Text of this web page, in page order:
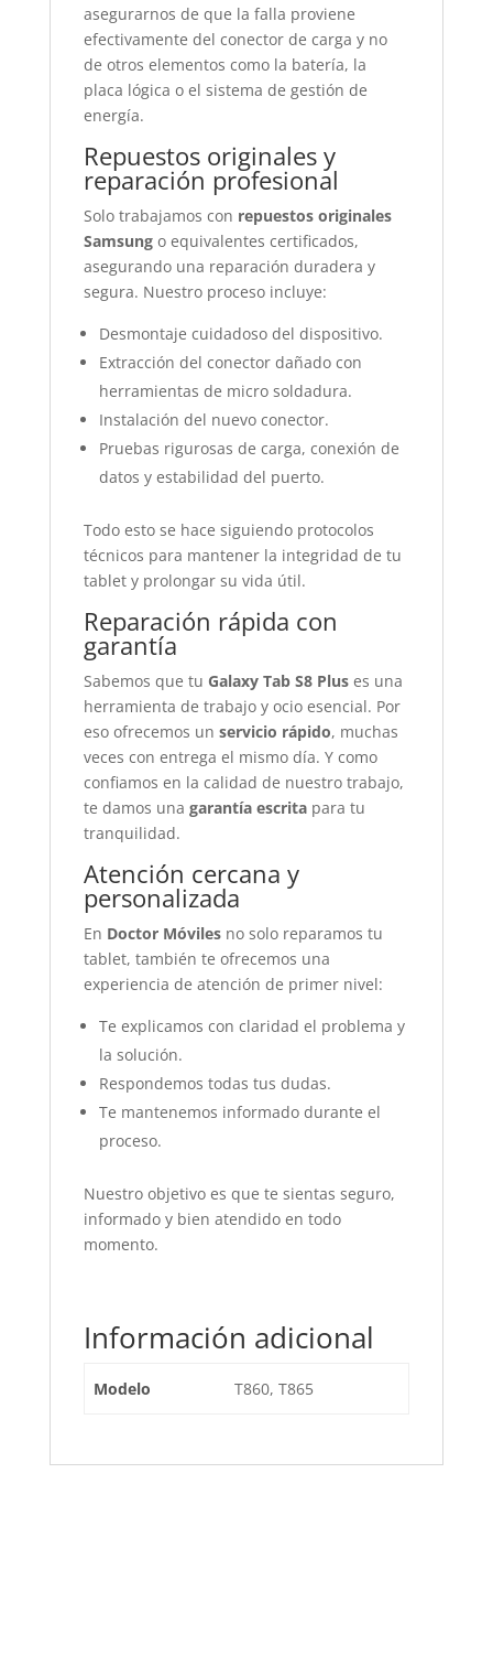
asegurarnos de que la falla proviene
efectivamente del conector de carga y no
de otros elementos como la batería, la
placa lógica o el sistema de gestión de
energía.
Repuestos originales y
reparación profesional
Solo trabajamos con repuestos originales
Samsungo equivalentes certificados,
asegurando una reparación duradera y
segura. Nuestro proceso incluye:
Desmontaje cuidadoso del dispositivo.
Extracción del conector dañado con
herramientas de micro soldadura.
Instalación del nuevo conector.
Pruebas rigurosas de carga, conexión de
datos y estabilidad del puerto.
Todo esto se hace siguiendo protocolos
técnicos para mantener la integridad de tu
tablet y prolongar su vida útil.
Reparación rápida con
garantía
Sabemos que tu Galaxy Tab S8 Pluses una
herramienta de trabajo y ocio esencial. Por
eso ofrecemos un servicio rápido, muchas
veces con entrega el mismo día. Y como
confiamos en la calidad de nuestro trabajo,
te damos una garantía escritapara tu
tranquilidad.
Atención cercana y
personalizada
En Doctor Móvilesno solo reparamos tu
tablet, también te ofrecemos una
experiencia de atención de primer nivel:
Te explicamos con claridad el problema y
la solución.
Respondemos todas tus dudas.
Te mantenemos informado durante el
proceso.
Nuestro objetivo es que te sientas seguro,
informado y bien atendido en todo
momento.
Información adicional
Modelo T860, T865